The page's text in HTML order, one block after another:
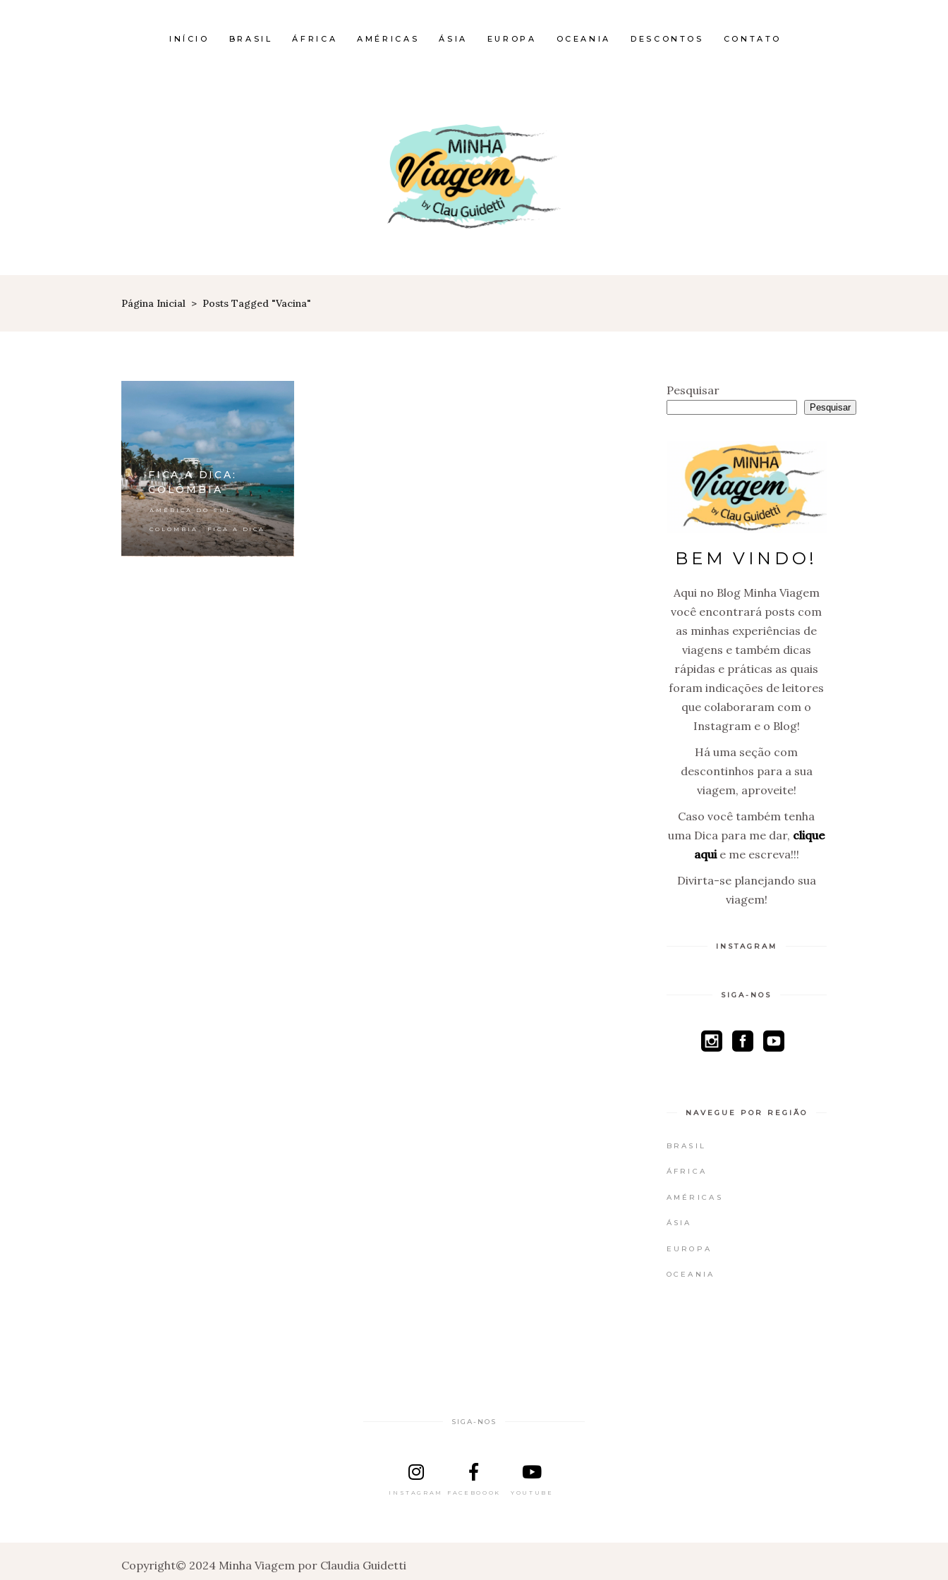
INÍCIO BRASIL ÁFRICA AMÉRICAS ÁSIA EUROPA OCEANIA DESCONTOS CONTATO
Página Inicial > Posts Tagged "vacina"
FICA A DICA:
COLÔMBIA
AMÉRICA DO SUL,
COLÔMBIA, FICA A DICA
Pesquisar
Pesquisar
BEM VINDO!
Aqui no Blog Minha Viagem
você encontrará posts com
as minhas experiências de
viagens e também dicas
rápidas e práticas as quais
foram indicações de leitores
que colaboraram com o
Instagram e o Blog!
Há uma seção com
descontinhos para a sua
viagem, aproveite!
Caso você também tenha
uma Dica para me dar, clique
aquie me escreva!!!
Divirta-se planejando sua
viagem!
INSTAGRAM
SIGA-NOS
NAVEGUE POR REGIÃO
BRASIL
ÁFRICA
AMÉRICAS
ÁSIA
EUROPA
OCEANIA
SIGA-NOS
INSTAGRAM FACEBOOOK YOUTUBE
Copyright© 2024 Minha Viagem por Claudia Guidetti